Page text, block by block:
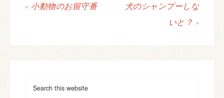
« 小動物のお留守番
犬のシャンプーしな
いと？ »